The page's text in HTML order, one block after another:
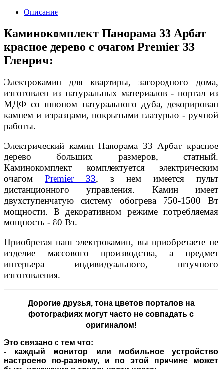
Описание
Каминокомплект Панорама 33 Арбат
красное дерево с очагом Premier 33
Гленрич:
Электрокамин для квартиры, загородного дома,
изготовлен из натуральных материалов - портал из
МДФ со шпоном натурального дуба, декорирован
камнем и изразцами, покрытыми глазурью - ручной
работы.
Электрический камин Панорама 33 Арбат красное
дерево больших размеров, статный.
Каминокомплект комплектуется электрическим
очагом Premier 33, в нем имеется пульт
дистанционного управления. Камин имеет
двухступенчатую систему обогрева 750-1500 Вт
мощности. В декоративном режиме потребляемая
мощность - 80 Вт.
Приобретая наш электрокамин, вы приобретаете не
изделие массового производства, а предмет
интерьера индивидуального, штучного
изготовления.
Дорогие друзья,тона цветов порталов на
фотографиях могут часто не совпадать с
оригиналом!
Это связано с тем что:
- каждый монитор или мобильное устройство
настроено по-разному, и по этой причине может